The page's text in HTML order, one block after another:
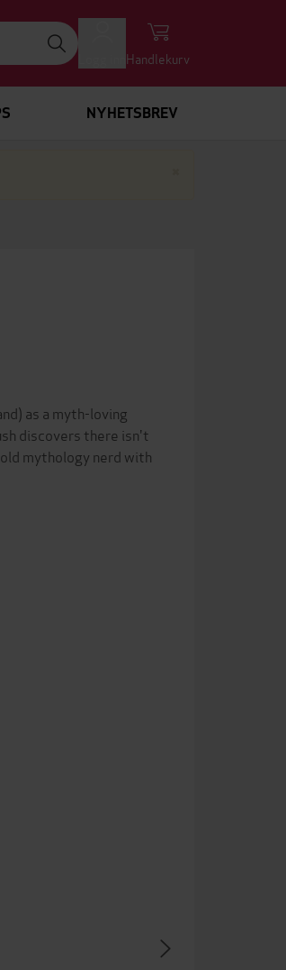
Handlekurv
NYHETSBREV
as a myth-loving
discovers there isn't
mythology nerd with